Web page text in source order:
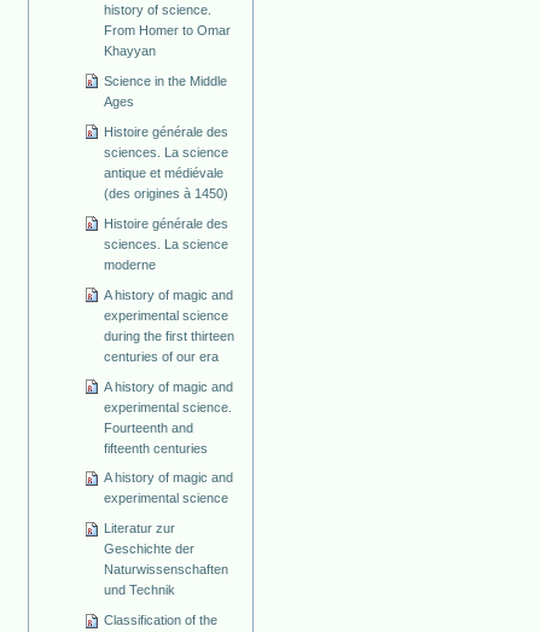
history of science.
From Homer to Omar
Khayyan
Science in the Middle
Ages
Histoire générale des
sciences. La science
antique et médiévale
(des origines à 1450)
Histoire générale des
sciences. La science
moderne
A history of magic and
experimental science
during the first thirteen
centuries of our era
A history of magic and
experimental science.
Fourteenth and
fifteenth centuries
A history of magic and
experimental science
Literatur zur
Geschichte der
Naturwissenschaften
und Technik
Classification of the